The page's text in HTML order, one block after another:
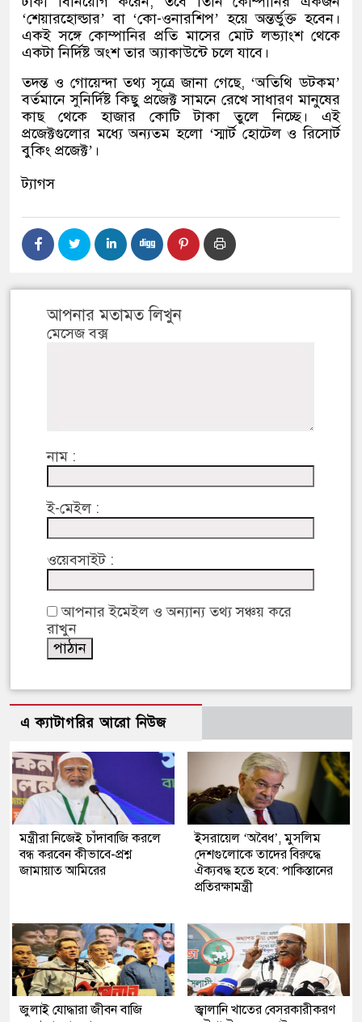
‘শেয়ারহোল্ডার’ বা ‘কো-ওনারশিপ’ হয়ে অন্তর্ভুক্ত হবেন।
একই সঙ্গে কোম্পানির প্রতি মাসের মোট লভ্যাংশ থেকে
একটা নির্দিষ্ট অংশ তার অ্যাকাউন্টে চলে যাবে।
তদন্ত ও গোয়েন্দা তথ্য সূত্রে জানা গেছে, ‘অতিথি ডটকম’
বর্তমানে সুনির্দিষ্ট কিছু প্রজেক্ট সামনে রেখে সাধারণ মানুষের
কাছ থেকে হাজার কোটি টাকা তুলে নিচ্ছে। এই
প্রজেক্টগুলোর মধ্যে অন্যতম হলো ‘স্মার্ট হোটেল ও রিসোর্ট
বুকিং প্রজেক্ট’।
ট্যাগস
আপনার মতামত লিখুন
মেসেজ বক্স
নাম :
ই-মেইল :
ওয়েবসাইট :
আপনার ইমেইল ও অন্যান্য তথ্য সঞ্চয় করে
রাখুন
এ ক্যাটাগরির আরো নিউজ
মন্ত্রীরা নিজেই চাঁদাবাজি করলে
বন্ধ করবেন কীভাবে-প্রশ্ন
জামায়াত আমিরের
ইসরায়েল ‘অবৈধ’, মুসলিম
দেশগুলোকে তাদের বিরুদ্ধে
ঐক্যবদ্ধ হতে হবে: পাকিস্তানের
প্রতিরক্ষামন্ত্রী
জুলাই যোদ্ধারা জীবন বাজি
জ্বালানি খাতের বেসরকারীকরণ